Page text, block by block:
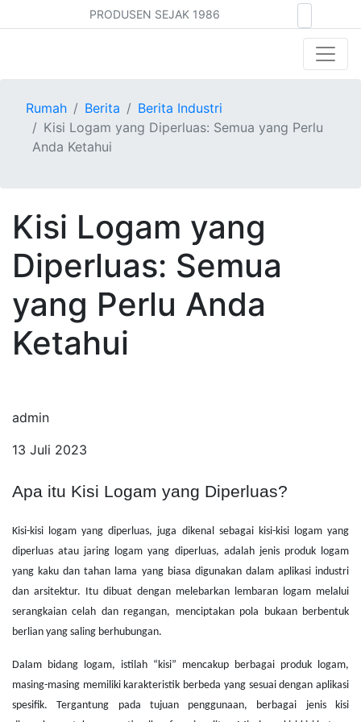
PRODUSEN SEJAK 1986
Rumah Berita
Berita Industri
Kisi Logam yang Diperluas: Semua yang Perlu
Anda Ketahui
Kisi Logam yang
Diperluas: Semua
yang Perlu Anda
Ketahui
admin
13 Juli 2023
Apa itu Kisi Logam yang Diperluas?
Kisi-kisi logam yang diperluas, juga dikenal sebagai kisi-kisi logam yang
diperluas atau jaring logam yang diperluas, adalah jenis produk logam
yang kaku dan tahan lama yang biasa digunakan dalam aplikasi industri
dan arsitektur. Itu dibuat dengan melebarkan lembaran logam melalui
serangkaian celah dan regangan, menciptakan pola bukaan berbentuk
berlian yang saling berhubungan.
Dalam bidang logam, istilah “kisi” mencakup berbagai produk logam,
masing-masing memiliki karakteristik berbeda yang sesuai dengan aplikasi
spesifik. Tergantung pada tujuan penggunaan, berbagai jenis kisi